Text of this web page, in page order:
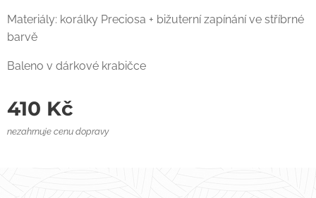
Materiály: korálky Preciosa + bižuterní zapínání ve stříbrné
barvě
Baleno v dárkové krabičce
410 Kč
nezahrnuje cenu dopravy